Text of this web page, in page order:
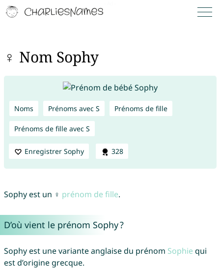
♀ Nom Sophy
Noms Prénoms avec S Prénoms de fille
Prénoms de fille avec S
Enregistrer Sophy 328
Sophy est un ♀ prénom de fille.
D’où vient le prénom Sophy ?
Sophy est une variante anglaise du prénom Sophie qui
est d’origine grecque.